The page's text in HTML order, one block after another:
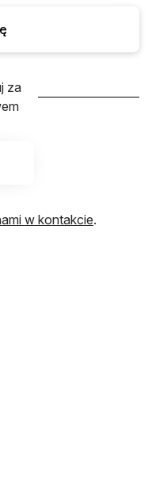
za
się przez: LinkedIn
w kontakcie.